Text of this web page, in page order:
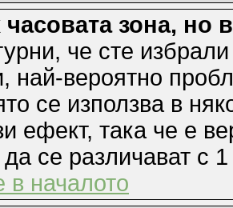
зона, но
че сте
най-вероятно
се използва в
ефект, така че е
се различават с
в началото